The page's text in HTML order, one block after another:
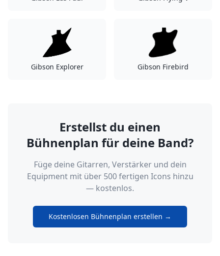
Gibson Explorer Gibson Firebird
Erstellst du einen
Bühnenplan für deine Band?
Füge deine Gitarren, Verstärker und dein
Equipment mit über 500 fertigen Icons hinzu
— kostenlos.
Kostenlosen Bühnenplan erstellen →